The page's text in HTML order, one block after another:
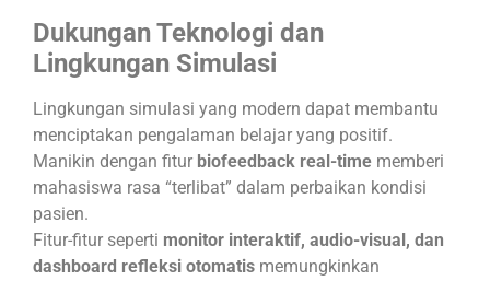
Dukungan Teknologi dan
Lingkungan Simulasi
Lingkungan simulasi yang modern dapat membantu
menciptakan pengalaman belajar yang positif.
Manikin dengan fitur biofeedback real-time memberi
mahasiswa rasa “terlibat” dalam perbaikan kondisi
pasien.
Fitur-fitur seperti monitor interaktif, audio-visual, dan
dashboard refleksi otomatis memungkinkan